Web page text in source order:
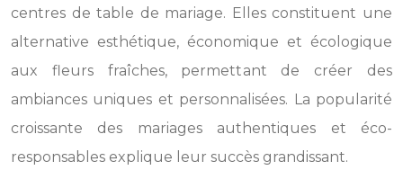
centres de table de mariage. Elles constituent une
alternative esthétique, économique et écologique
aux fleurs fraîches, permettant de créer des
ambiances uniques et personnalisées. La popularité
croissante des mariages authentiques et éco-
responsables explique leur succès grandissant.